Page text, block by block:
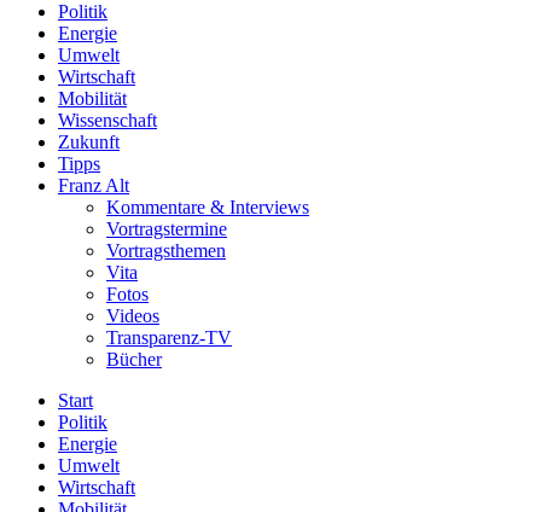
Politik
Energie
Umwelt
Wirtschaft
Mobilität
Wissenschaft
Zukunft
Tipps
Franz Alt
Kommentare & Interviews
Vortragstermine
Vortragsthemen
Vita
Fotos
Videos
Transparenz-TV
Bücher
Start
Politik
Energie
Umwelt
Wirtschaft